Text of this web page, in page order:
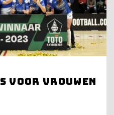
vrouwen